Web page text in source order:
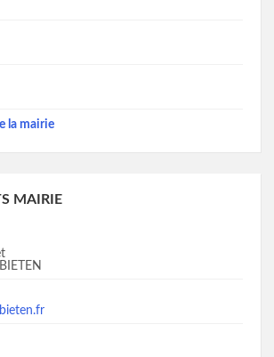
la mairie
MAIRIE